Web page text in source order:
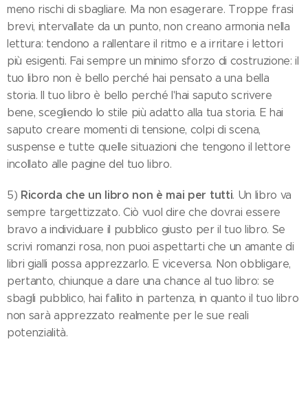
meno rischi di sbagliare. Ma non esagerare. Troppe frasi
brevi, intervallate da un punto, non creano armonia nella
lettura: tendono a rallentare il ritmo e a irritare i lettori
più esigenti. Fai sempre un minimo sforzo di costruzione: il
tuo libro non è bello perché hai pensato a una bella
storia. Il tuo libro è bello perché l'hai saputo scrivere
bene, scegliendo lo stile più adatto alla tua storia. E hai
saputo creare momenti di tensione, colpi di scena,
suspense e tutte quelle situazioni che tengono il lettore
incollato alle pagine del tuo libro.
5) Ricorda che un libro non è mai per tutti. Un libro va
sempre targettizzato. Ciò vuol dire che dovrai essere
bravo a individuare il pubblico giusto per il tuo libro. Se
scrivi romanzi rosa, non puoi aspettarti che un amante di
libri gialli possa apprezzarlo. E viceversa. Non obbligare,
pertanto, chiunque a dare una chance al tuo libro: se
sbagli pubblico, hai fallito in partenza, in quanto il tuo libro
non sarà apprezzato realmente per le sue reali
potenzialità.